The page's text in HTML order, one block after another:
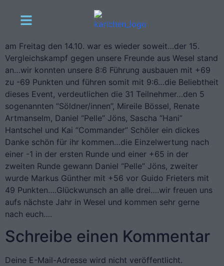
am Freitag den 14.10. war es wieder soweit…der 15.
Vergleichskampf gegen unsere Freunde aus Wesel stand
an…wir konnten unsere 8:6 Führung ausbauen mit +69
zu -69 Punkten und führen somit mit 9:6…die Beliebtheit
dieses Event, verdeutlichen die 31 Teilnehmer…den 5
sogenannten “Söldner/innen”, Mireile Bössel, Renate
Artmanselm, Daniel “Pelle” Jöns, Sascha “Hani”
Hantschel und Kai “Commander” Schöler ein dickes
Danke schön für ihr kommen…die Einzelwertung nach
einer -1 in der ersten Runde und einer +65 in der
zweiten Runde gewann Daniel “Pelle” Jöns, zweiter
wurde Markus Günther mit +56 vor Guido Frieters mit
49 Punkten….Glückwunsch an alle drei….wir freuen uns
aufs nächste Jahr in Wesel und kommen sehr gerne
nach euch….
Schreibe einen Kommentar
Deine E-Mail-Adresse wird nicht veröffentlicht.